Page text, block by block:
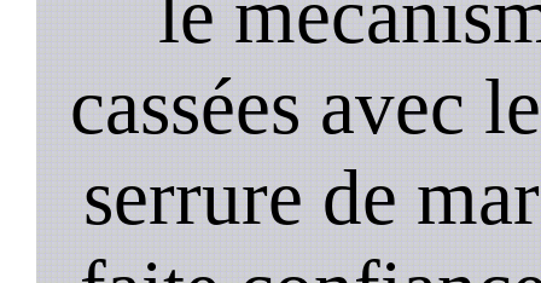
cassées avec
serrure de